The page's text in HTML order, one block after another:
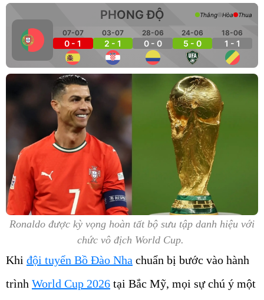
PHONG ĐỘ
07-07
0 - 1
03-07
2 - 1
28-06
0 - 0
24-06
5 - 0
18-06
1 - 1
Thắng Hòa Thua
Ronaldo được kỳ vọng hoàn tất bộ sưu tập danh hiệu với
chức vô địch World Cup.
Khi đội tuyển Bồ Đào Nha chuẩn bị bước vào hành
trình World Cup 2026 tại Bắc Mỹ, mọi sự chú ý một